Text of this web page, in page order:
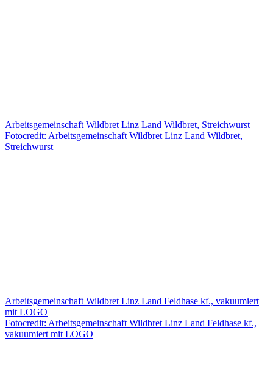
Arbeitsgemeinschaft Wildbret Linz Land Wildbret, Streichwurst
Fotocredit: Arbeitsgemeinschaft Wildbret Linz Land Wildbret,
Streichwurst
Arbeitsgemeinschaft Wildbret Linz Land Feldhase kf., vakuumiert
mit LOGO
Fotocredit: Arbeitsgemeinschaft Wildbret Linz Land Feldhase kf.,
vakuumiert mit LOGO